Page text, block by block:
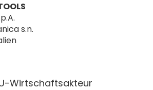
s.n.
Wirtschaftsakteur